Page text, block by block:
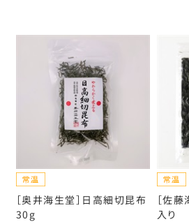
［奥井海生堂］日高細切昆布
30g
［佐
入り